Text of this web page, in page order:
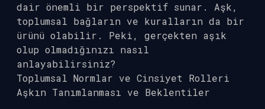
dair önemli bir perspektif sunar. Aşk,
toplumsal bağların ve kuralların da bir
ürünü olabilir. Peki, gerçekten aşık
olup olmadığınızı nasıl
anlayabilirsiniz?
Toplumsal Normlar ve Cinsiyet Rolleri
Aşkın Tanımlanması ve Beklentiler